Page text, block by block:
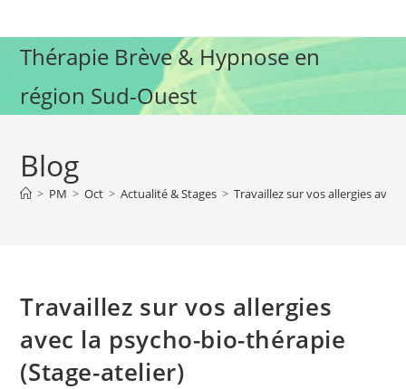
to
contentThérapie Brève & Hypnose en
région Sud-Ouest
Blog
> PM > Oct > Actualité & Stages > Travaillez sur vos allergies
Travaillez sur vos allergies
avec la psycho-bio-thérapie
(Stage-atelier)